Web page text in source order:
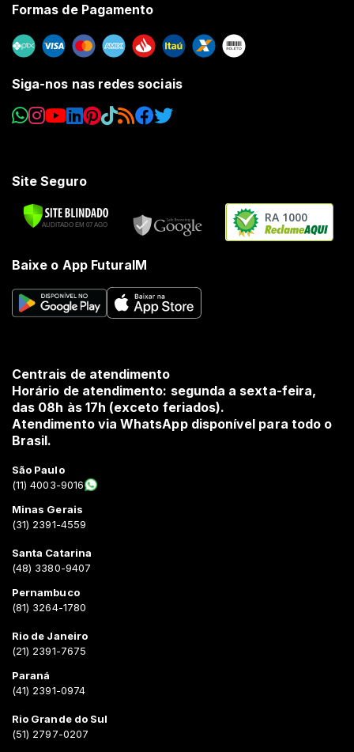
Formas de Pagamento
Siga-nos nas redes sociais
Site Seguro
RA 1000
Baixe o App FuturaIM
Centrais de atendimento
Horário de atendimento: segunda a sexta-feira,
das 08h às 17h (exceto feriados).
Atendimento via WhatsApp disponível para todo o
Brasil.
São Paulo
(11) 4003-9016
Minas Gerais
(31) 2391-4559
Santa Catarina
(48) 3380-9407
Pernambuco
(81) 3264-1780
Rio de Janeiro
(21) 2391-7675
Paraná
(41) 2391-0974
Rio Grande do Sul
(51) 2797-0207